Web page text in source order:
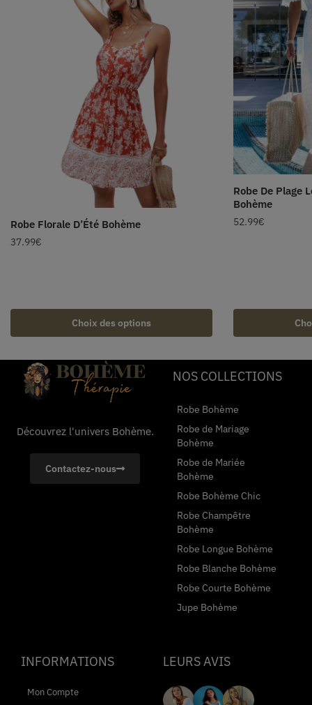
Robe Florale D’Été Bohème
37.99€
Choix des options
Robe De Plage
Bohème
52.99€
Découvrez l'univers Bohème.
Contactez-nous
NOS COLLECTIONS
Robe Bohème
Robe de Mariage
Bohème
Robe de Mariée
Bohème
Robe Bohème Chic
Robe Champêtre
Bohème
Robe Longue Bohème
Robe Blanche Bohème
Robe Courte Bohème
Jupe Bohème
INFORMATIONS
Mon Compte
LEURS AVIS